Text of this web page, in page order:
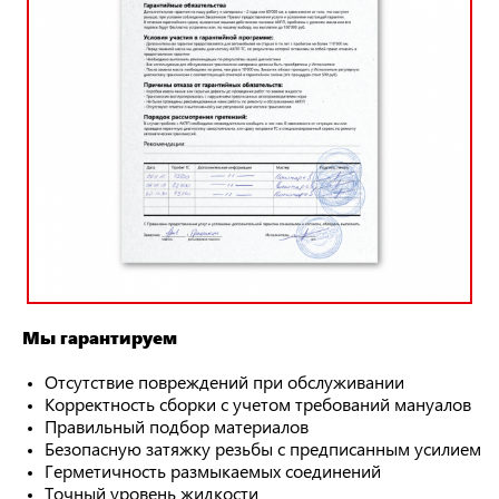
Мы гарантируем
Отсутствие повреждений при обслуживании
Корректность сборки с учетом требований мануалов
Правильный подбор материалов
Безопасную затяжку резьбы с предписанным усилием
Герметичность размыкаемых соединений
Точный уровень жидкости